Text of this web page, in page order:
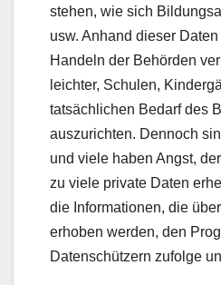
stehen, wie sich
usw. Anhand dieser
Handeln der Behörden
leichter, Schulen,
tatsächlichen Bedarf des
auszurichten. Dennoch
und viele haben Angst,
zu viele private Daten
die Informationen, die
erhoben werden, den
Datenschützern zufolge